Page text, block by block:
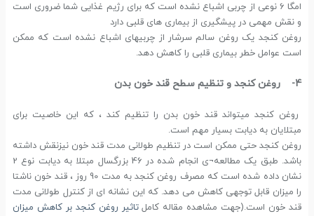
امگا 6 نوعی از چربی اشباع نشده است که برای رژیم غذایی شما ضروری است
و نقش مهمی در پیشگیری از بیماری های قلبی دارد
روغن کنجد یک روغن سالم سرشار از چربیهای اشباع نشده است که ممکن
است عوامل خطر بیماری قلبی را کاهش دهد.
4- روغن کنجد و تنظیم سطح قند خون بدن
روغن کنجد میتواند قند خون بدن را تنظیم کند ، که این خاصیت برای
مبتلایان به دیابت بسیار مهم است.
روغن کنجد حتی ممکن است در تنظیم طولانی مدت قند خون نیزنقش داشته
باشد. طبق یک مطالعه¬ی انجام شده در 46 بزرگسال مبتلا به دیابت نوع 2
نشان داده شده است که مصرف روغن کنجد به مدت 90 روز ، قند خون ناشتا
را میزان قابل توجهی کاهش می دهد. که این نشانه ای از کنترل طولانی مدت
قند خون است.(جهت مشاهده مقاله کاملتاثیر روغن کنجد بر کاهش میزان